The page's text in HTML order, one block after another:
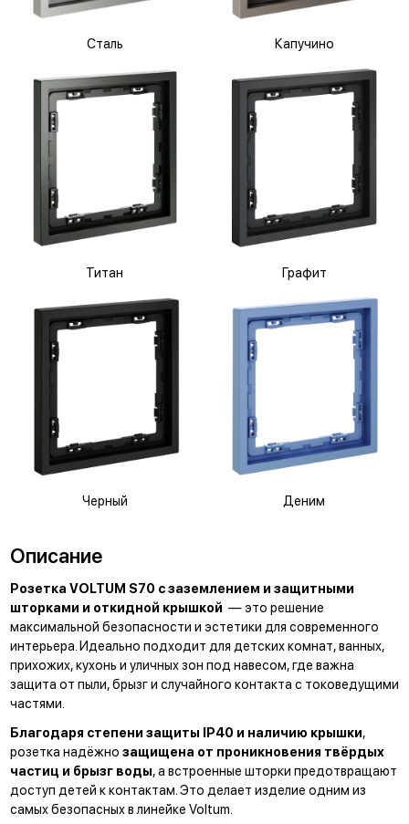
Сталь Капучино
Титан Графит
Черный Деним
Описание
Розетка VOLTUM S70 с заземлением и защитными
шторками и откидной крышкой — это решение
максимальной безопасности и эстетики для современного
интерьера. Идеально подходит для детских комнат, ванных,
прихожих, кухонь и уличных зон под навесом, где важна
защита от пыли, брызг и случайного контакта с токоведущими
частями.
Благодаря степени защиты IP40 и наличию крышки,
розетка надёжно защищена от проникновения твёрдых
частиц и брызг воды, а встроенные шторки предотвращают
доступ детей к контактам. Это делает изделие одним из
самых безопасных в линейке Voltum.